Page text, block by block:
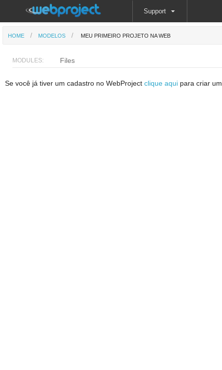
Support
HOME MODELOS MEU PRIMEIRO PROJETO NA WEB
MODULES: Files
Se você já tiver um cadastro no WebProject clique aqui para criar